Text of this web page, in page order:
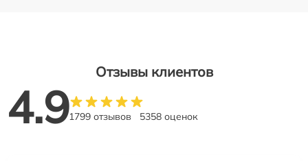
Отзывы клиентов
4.91799 отзывов 5358 оценок